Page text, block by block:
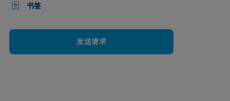
书签
发送请求